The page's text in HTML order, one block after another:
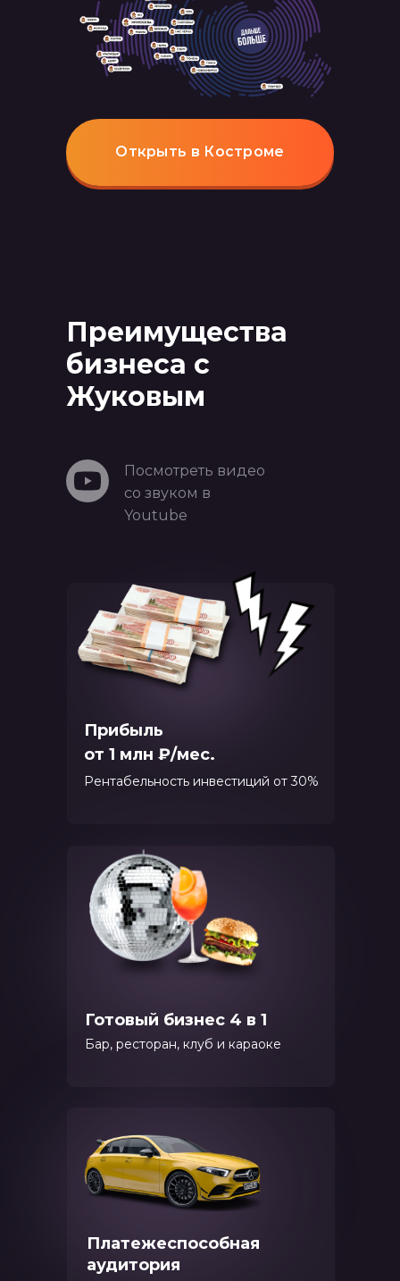
Открыть в Костроме
Преимущества
бизнеса с
Жуковым
Платежеспособная
аудитория
Готовый бизнес 4 в 1
Бар, ресторан, клуб и караоке
Прибыль
от 1 млн ₽/мес.
Рентабельность инвестиций от 30%
Посмотреть видео
со звуком в
Youtube